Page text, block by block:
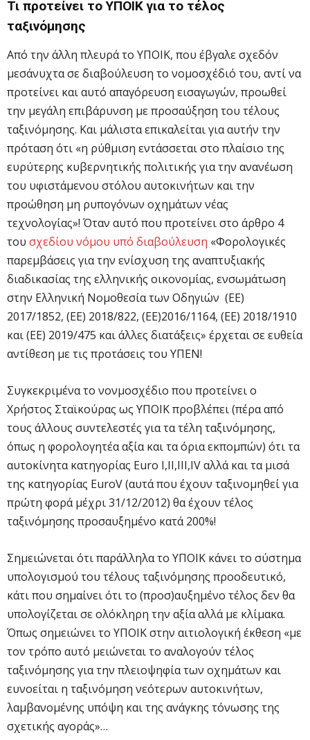
Τι προτείνει το ΥΠΟΙΚ για το τέλος
ταξινόμησης
Από την άλλη πλευρά το ΥΠΟΙΚ, που έβγαλε σχεδόν
μεσάνυχτα σε διαβούλευση το νομοσχέδιό του, αντί να
προτείνει και αυτό απαγόρευση εισαγωγών, προωθεί
την μεγάλη επιβάρυνση με προσαύξηση του τέλους
ταξινόμησης. Και μάλιστα επικαλείται για αυτήν την
πρόταση ότι «η ρύθμιση εντάσσεται στο πλαίσιο της
ευρύτερης κυβερνητικής πολιτικής για την ανανέωση
του υφιστάμενου στόλου αυτοκινήτων και την
προώθηση μη ρυπογόνων οχημάτων νέας
τεχνολογίας»! Όταν αυτό που προτείνει στο άρθρο 4
του σχεδίου νόμου υπό διαβούλευση «Φορολογικές
παρεμβάσεις για την ενίσχυση της αναπτυξιακής
διαδικασίας της ελληνικής οικονομίας, ενσωμάτωση
στην Ελληνική Νομοθεσία των Οδηγιών (ΕΕ)
2017/1852, (ΕΕ) 2018/822, (ΕΕ)2016/1164, (ΕΕ) 2018/1910
και (ΕΕ) 2019/475 και άλλες διατάξεις» έρχεται σε ευθεία
αντίθεση με τις προτάσεις του ΥΠΕΝ!
Συγκεκριμένα το νονμοσχέδιο που προτείνει ο
Χρήστος Σταϊκούρας ως ΥΠΟΙΚ προβλέπει (πέρα από
τους άλλους συντελεστές για τα τέλη ταξινόμησης,
όπως η φορολογητέα αξία και τα όρια εκπομπών) ότι τα
αυτοκίνητα κατηγορίας Euro I,II,III,IV αλλά και τα μισά
της κατηγορίας EuroV (αυτά που έχουν ταξινομηθεί για
πρώτη φορά μέχρι 31/12/2012) θα έχουν τέλος
ταξινόμησης προσαυξημένο κατά 200%!
Σημειώνεται ότι παράλληλα το ΥΠΟΙΚ κάνει το σύστημα
υπολογισμού του τέλους ταξινόμησης προοδευτικό,
κάτι που σημαίνει ότι το (προσ)αυξημένο τέλος δεν θα
υπολογίζεται σε ολόκληρη την αξία αλλά με κλίμακα.
Όπως σημειώνει το ΥΠΟΙΚ στην αιτιολογική έκθεση «με
τον τρόπο αυτό μειώνεται το αναλογούν τέλος
ταξινόμησης για την πλειοψηφία των οχημάτων και
ευνοείται η ταξινόμηση νεότερων αυτοκινήτων,
λαμβανομένης υπόψη και της ανάγκης τόνωσης της
σχετικής αγοράς»…